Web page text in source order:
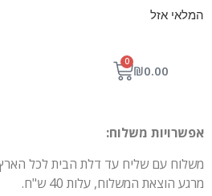
המלאי אזל
₪0.00
0
אפשרויות משלוח:
משלוח עם שליח עד דלת הבית לכל
מרגע הוצאת המשלוח, עלות 40 ש"ח.